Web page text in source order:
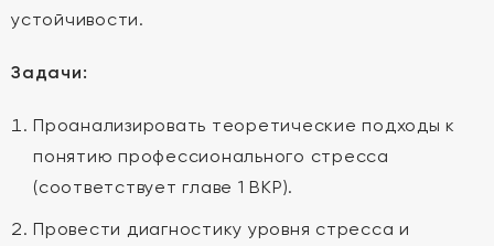
устойчивости.
Задачи:
Проанализировать теоретические подходы к
понятию профессионального стресса
(соответствует главе 1 ВКР).
Провести диагностику уровня стресса и